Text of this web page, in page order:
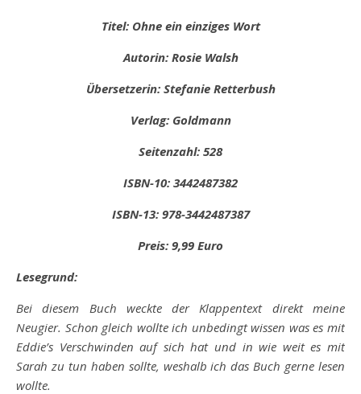
Titel: Ohne ein einziges Wort
Autorin: Rosie Walsh
Übersetzerin: Stefanie Retterbush
Verlag: Goldmann
Seitenzahl: 528
ISBN-10: 3442487382
ISBN-13: 978-3442487387
Preis: 9,99 Euro
Lesegrund:
Bei diesem Buch weckte der Klappentext direkt meine
Neugier. Schon gleich wollte ich unbedingt wissen was es mit
Eddie’s Verschwinden auf sich hat und in wie weit es mit
Sarah zu tun haben sollte, weshalb ich das Buch gerne lesen
wollte.